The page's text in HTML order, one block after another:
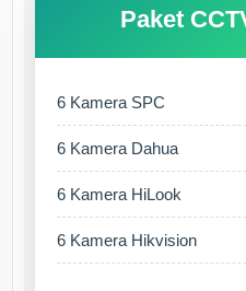
Paket
6 Kamera SPC
6 Kamera Dahua
6 Kamera HiLook
6 Kamera Hikvision